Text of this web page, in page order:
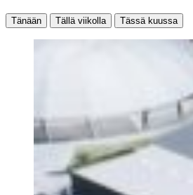
Tänään Tällä viikolla Tässä kuussa